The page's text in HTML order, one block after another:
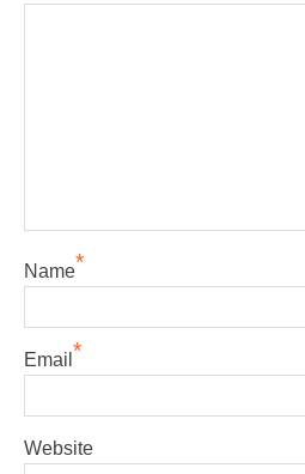
Name*
Email *
Website